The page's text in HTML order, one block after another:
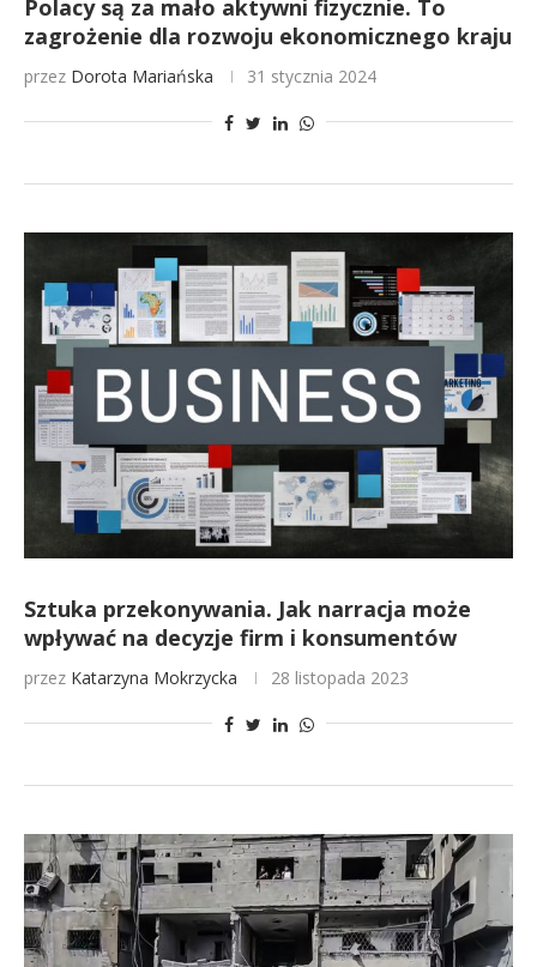
Polacy są za mało aktywni fizycznie. To
zagrożenie dla rozwoju ekonomicznego kraju
przez Dorota Mariańska 31 stycznia 2024
Sztuka przekonywania. Jak narracja może
wpływać na decyzje firm i konsumentów
przez Katarzyna Mokrzycka 28 listopada 2023